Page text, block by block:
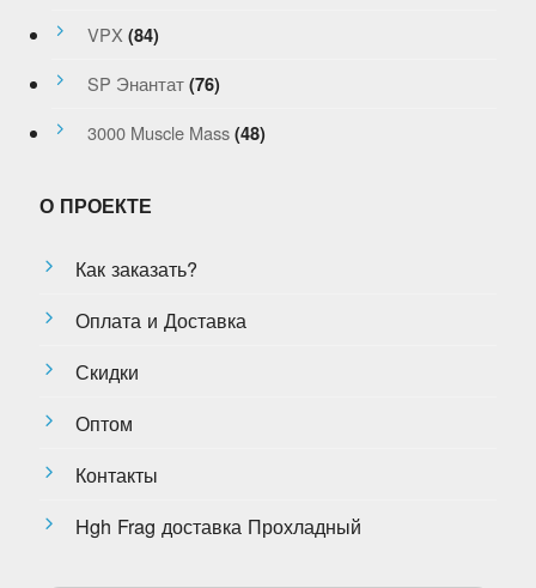
VPX (84)
SP Энантат (76)
3000 Muscle Mass (48)
О ПРОЕКТЕ
Как заказать?
Оплата и Доставка
Скидки
Оптом
Контакты
Hgh Frag доставка Прохладный